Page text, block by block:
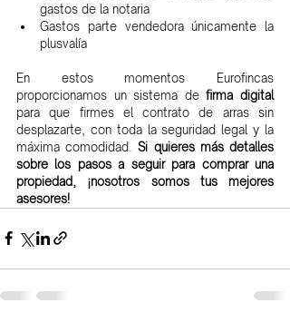
gastos de la notaria
Gastos parte vendedora únicamente la
plusvalía
En estos momentos Eurofincas
proporcionamos un sistema de firma digital
para que firmes el contrato de arras sin
desplazarte, con toda la seguridad legal y la
máxima comodidad. Si quieres más detalles
sobre los pasos a seguir para comprar una
propiedad, ¡nosotros somos tus mejores
asesores!